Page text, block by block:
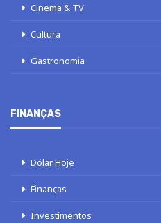
Cinema & TV
Cultura
Gastronomia
FINANÇAS
Dólar Hoje
Finanças
Investimentos